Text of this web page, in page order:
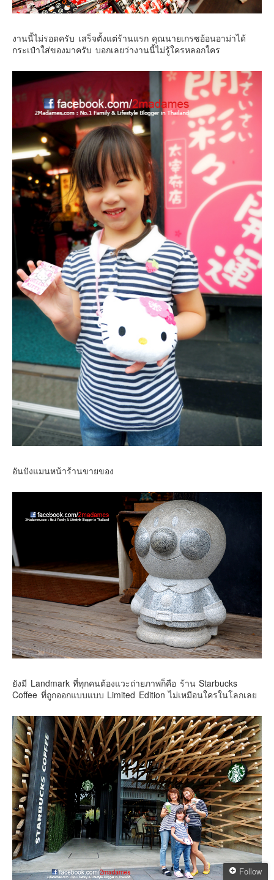
งานนี้ไม่รอดครับ เสร็จตั้งแต่ร้านแรก คุณนายเกรซอ้อนอาม่าได้
กระเป๋าใส่ของมาครับ บอกเลยว่างานนี้ไม่รู้ใครหลอกใคร
อันปังแมนหน้าร้านขายของ
ยังมี Landmark ที่ทุกคนต้องแวะถ่ายภาพก็คือ ร้าน Starbucks
Coffee ที่ถูกออกแบบแบบ Limited Edition ไม่เหมือนใครในโลกเลย
Follow